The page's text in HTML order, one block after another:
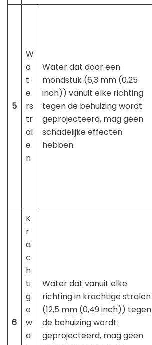
5
W
a
t
e
rs
tr
al
e
n
Water dat door een
mondstuk (6,3 mm (0,25
inch)) vanuit elke richting
tegen de behuizing wordt
geprojecteerd, mag geen
schadelijke effecten
hebben.
6
K
r
a
c
h
ti
g
e
w
a
Water dat vanuit elke
richting in krachtige stralen
(12,5 mm (0,49 inch)) tegen
de behuizing wordt
geprojecteerd, mag geen